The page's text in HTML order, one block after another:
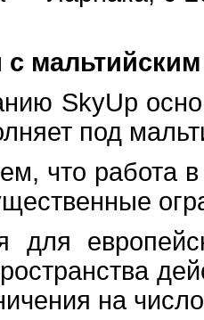
SkyUp
под
что работа
на